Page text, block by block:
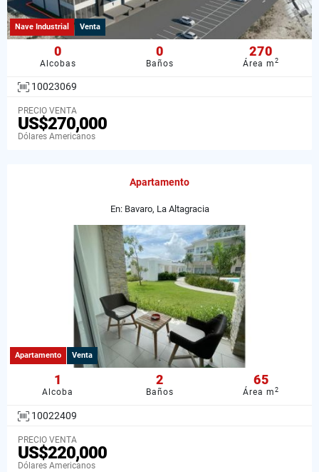
Nave Industrial Venta
0
Alcobas
0
Baños
270
Área m2
10023069
PRECIO VENTA
US$270,000
Dólares Americanos
Apartamento
En: Bavaro, La Altagracia
Apartamento Venta
1
Alcoba
2
Baños
65
Área m2
10022409
PRECIO VENTA
US$220,000
Dólares Americanos